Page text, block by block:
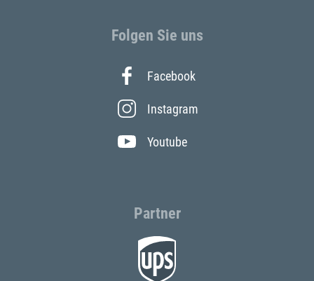
Folgen Sie uns
Facebook
Instagram
Youtube
Partner